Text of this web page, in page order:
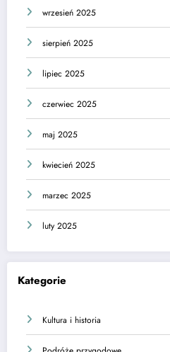
wrzesień 2025
sierpień 2025
lipiec 2025
czerwiec 2025
maj 2025
kwiecień 2025
marzec 2025
luty 2025
Kategorie
Kultura i historia